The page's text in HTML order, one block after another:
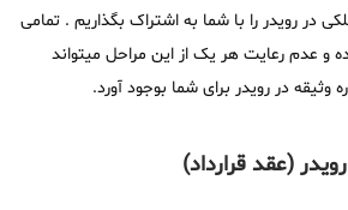
در رویدر را با شما به اشتراک بگذاریم . تمامی
و عدم رعایت هر یک از این مراحل میتواند
وثیقه در رویدر برای شما بوجود آورد.